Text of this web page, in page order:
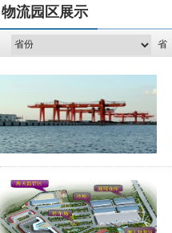
物流园区展示
省